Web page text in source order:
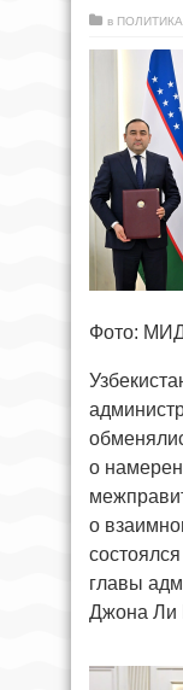
в ПОЛИТИКА
Фото: МИД
о
о
главы
Джона Ли